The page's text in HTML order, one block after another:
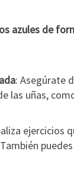
azules de
: Asegúrate
las uñas,
ejercicios